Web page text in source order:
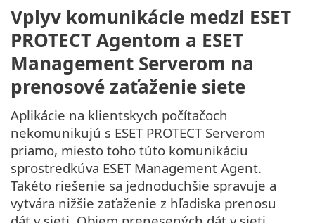
Vplyv komunikácie medzi ESET
PROTECT Agentom a ESET
Management Serverom na
prenosové zaťaženie siete
Aplikácie na klientskych počítačoch
nekomunikujú s ESET PROTECT Serverom
priamo, miesto toho túto komunikáciu
sprostredkúva ESET Management Agent.
Takéto riešenie sa jednoduchšie spravuje a
vytvára nižšie zaťaženie z hľadiska prenosu